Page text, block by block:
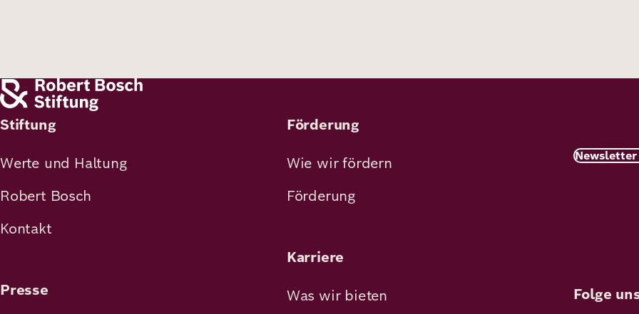
Stiftung
Werte und Haltung
Robert Bosch
Kontakt
Presse
Förderung
Wie wir fördern
Förderung
Karriere
Was wir bieten Folge